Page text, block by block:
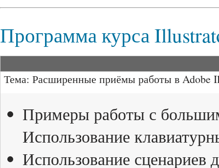
Программа курса
Тема: Расширенные приёмы работы в Adobe
Примеры работы с
Использование
Использование сценариев